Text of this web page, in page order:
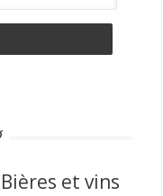
Bières et vins